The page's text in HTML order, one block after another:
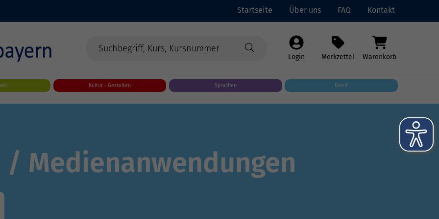
Startseite Über uns FAQ Kontakt
Login Merkzettel Warenkorb
Kultur - Gestalten Sprachen Beruf
/ Medienanwendungen